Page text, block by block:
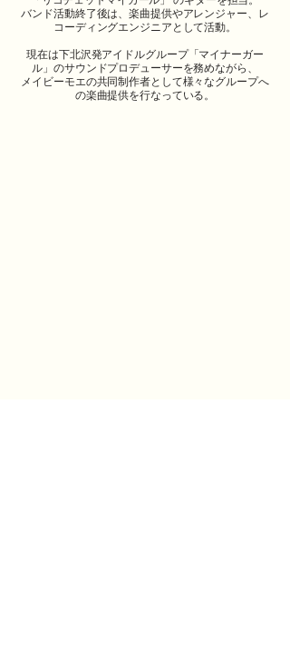
バンド活動終了後は、楽曲提供やアレンジャー、レ
コーディングエンジニアとして活動。
現在は下北沢発アイドルグループ「マイナーガー
ル」のサウンドプロデューサーを務めながら、
メイビーモエの共同制作者として様々なグループへ
の楽曲提供を行なっている。